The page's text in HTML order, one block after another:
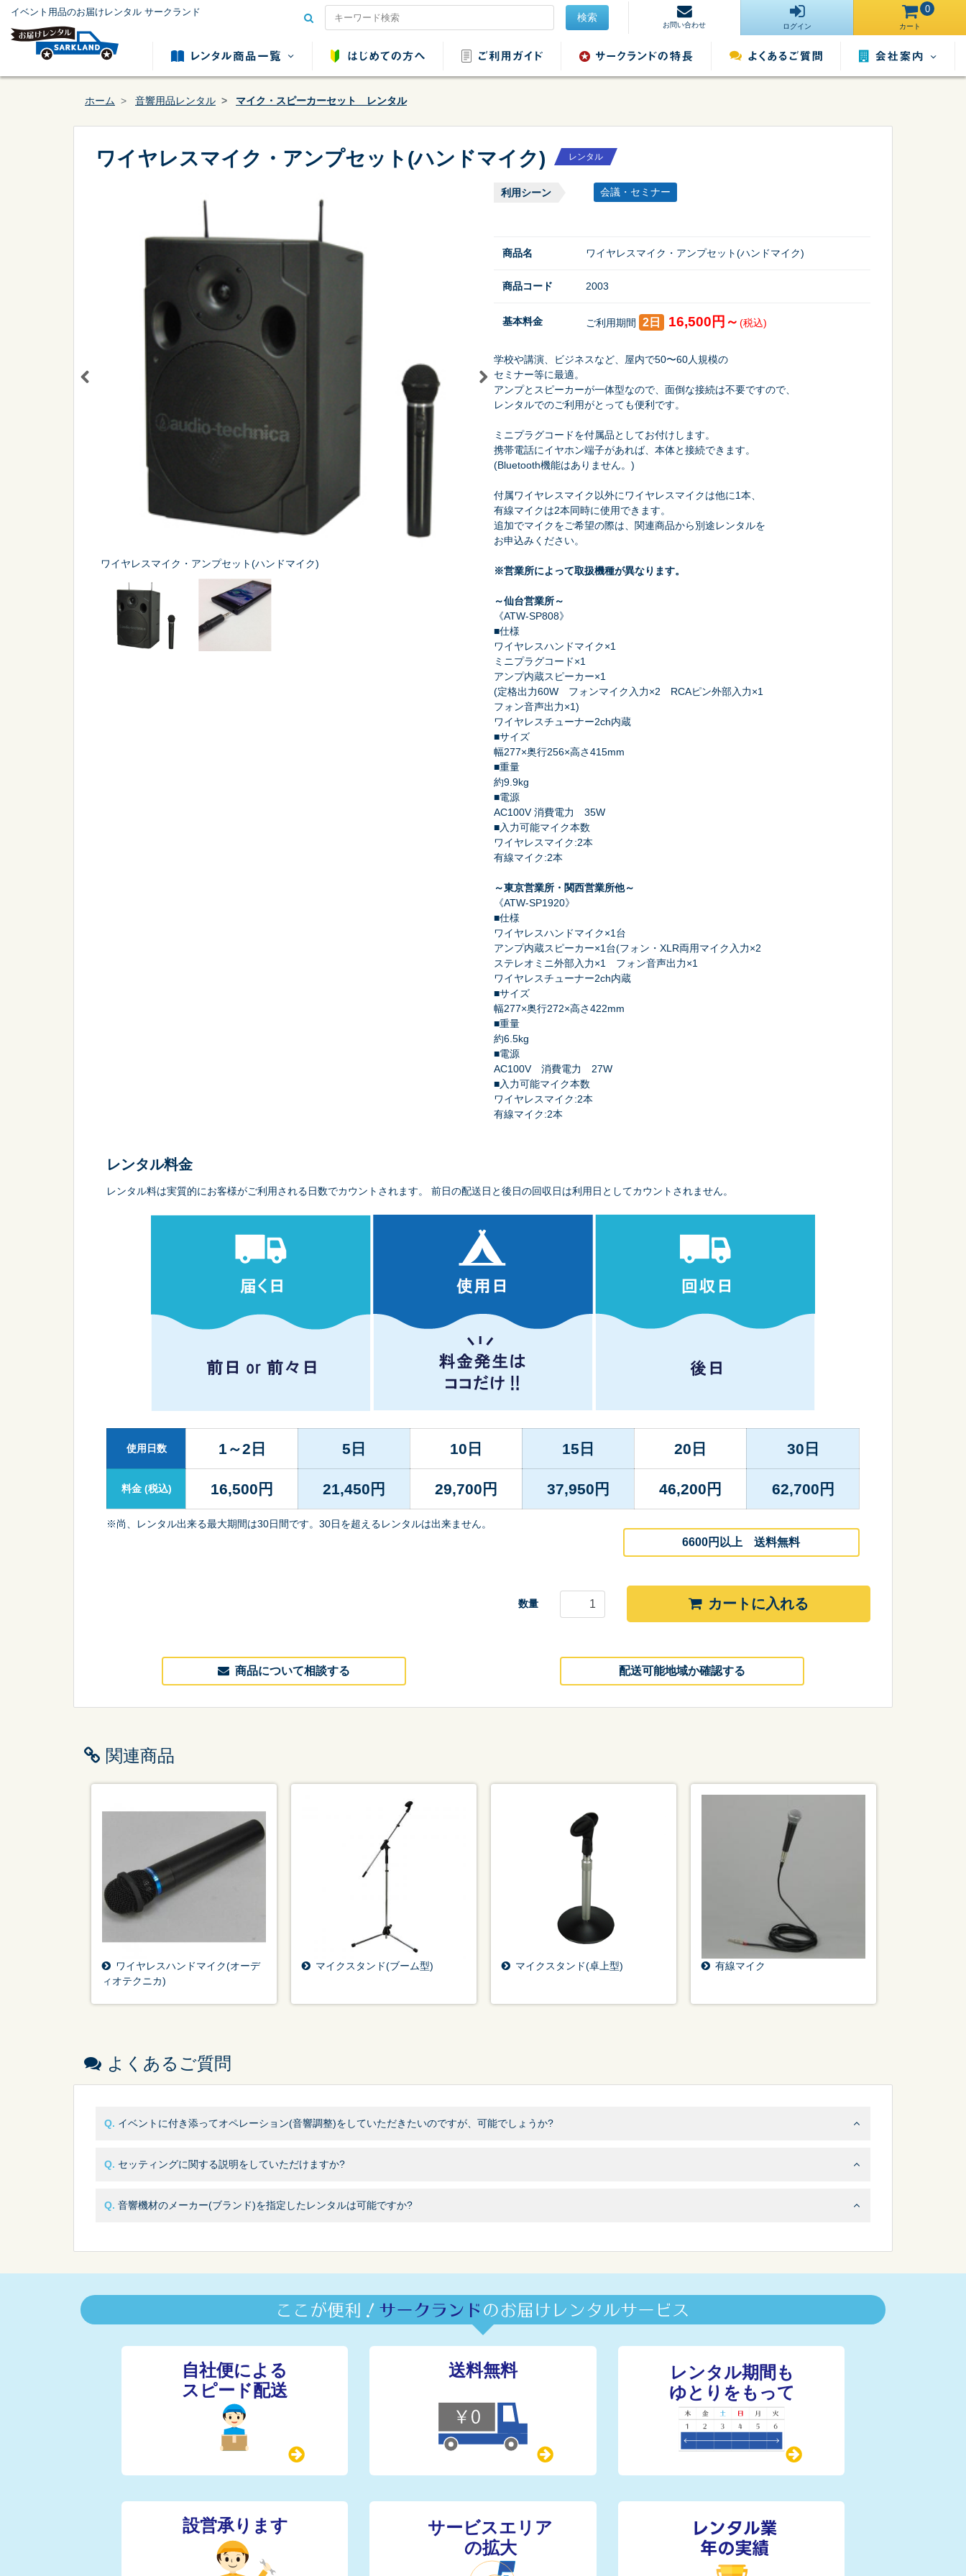
イベント用品のお届けレンタル サークランド
冷暖房用品レンタル 発電機レンタル
シーン
販促 祭り・縁日
検索
お問い合わせ ログイン カート
0
ホーム 音響用品レンタル マイク・スピーカーセット レンタル
ワイヤレスマイク・アンプセット(ハンドマイク) レンタル
ワイヤレスマイク・アンプセット(ハンドマイク)
利用シーン 会議・セミナー
商品名 ワイヤレスマイク・アンプセット(ハンドマイク)
商品コード 2003
基本料金 ご利用期間 2日 16,500円～ (税込)
学校や講演、ビジネスなど、屋内で50〜60人規模の
セミナー等に最適。
アンプとスピーカーが一体型なので、面倒な接続は不要ですので、
レンタルでのご利用がとっても便利です。
ミニプラグコードを付属品としてお付けします。
携帯電話にイヤホン端子があれば、本体と接続できます。
(Bluetooth機能はありません。)
付属ワイヤレスマイク以外にワイヤレスマイクは他に1本、
有線マイクは2本同時に使用できます。
追加でマイクをご希望の際は、関連商品から別途レンタルを
お申込みください。
※営業所によって取扱機種が異なります。
～仙台営業所～
《ATW-SP808》
■仕様
ワイヤレスハンドマイク×1
ミニプラグコード×1
アンプ内蔵スピーカー×1
(定格出力60W フォンマイク入力×2 RCAピン外部入力×1
フォン音声出力×1)
ワイヤレスチューナー2ch内蔵
■サイズ
幅277×奥行256×高さ415mm
■重量
約9.9kg
■電源
AC100V 消費電力 35W
■入力可能マイク本数
ワイヤレスマイク:2本
有線マイク:2本
～東京営業所・関西営業所他～
《ATW-SP1920》
■仕様
ワイヤレスハンドマイク×1台
アンプ内蔵スピーカー×1台(フォン・XLR両用マイク入力×2
ステレオミニ外部入力×1 フォン音声出力×1
ワイヤレスチューナー2ch内蔵
■サイズ
幅277×奥行272×高さ422mm
■重量
約6.5kg
■電源
AC100V 消費電力 27W
■入力可能マイク本数
ワイヤレスマイク:2本
有線マイク:2本
レンタル料金
レンタル料は実質的にお客様がご利用される日数でカウントされます。 前日の配送日と後日の回収日は利用日としてカウントされません。
使用日数 1～2日 5日 10日 15日 20日 30日
料金 (税込) 16,500 円 21,450 円 29,700 円 37,950 円 46,200 円 62,700 円
※尚、レンタル出来る最大期間は30日間です。30日を超えるレンタルは出来ません。
6600円以上 送料無料
数量 カートに入れる
商品について相談する 配送可能地域か確認する
関連商品
ワイヤレスハンドマイク(オーデ
ィオテクニカ)
マイクスタンド(ブーム型) マイクスタンド(卓上型) 有線マイク
よくあるご質問
イベントに付き添ってオペレーション(音響調整)をしていただきたいのですが、可能でしょうか?
セッティングに関する説明をしていただけますか?
音響機材のメーカー(ブランド)を指定したレンタルは可能ですか?
レンタル業
年の実績